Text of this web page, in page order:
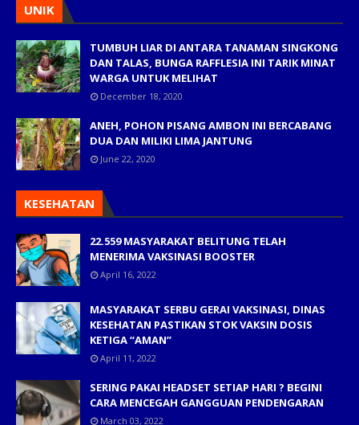
UNIK
TUMBUH LIAR DI ANTARA TANAMAN SINGKONG
DAN TALAS, BUNGA RAFFLESIA INI TARIK MINAT
WARGA UNTUK MELIHAT
December 18, 2020
ANEH, POHON PISANG AMBON INI BERCABANG
DUA DAN MILIKI LIMA JANTUNG
June 22, 2020
KESEHATAN
22.559 MASYARAKAT BELITUNG TELAH
MENERIMA VAKSINASI BOOSTER
April 16, 2022
MASYARAKAT SERBU GERAI VAKSINASI, DINAS
KESEHATAN PASTIKAN STOK VAKSIN DOSIS
KETIGA “AMAN”
April 11, 2022
SERING PAKAI HEADSET SETIAP HARI ? BEGINI
CARA MENCEGAH GANGGUAN PENDENGARAN
March 03, 2022